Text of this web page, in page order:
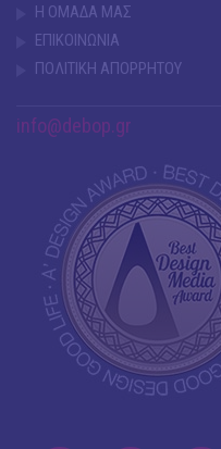
Η ΟΜΑΔΑ ΜΑΣ
ΕΠΙΚΟΙΝΩΝΙΑ
ΠΟΛΙΤΙΚΗ ΑΠΟΡΡΗΤΟΥ
info@debop.gr